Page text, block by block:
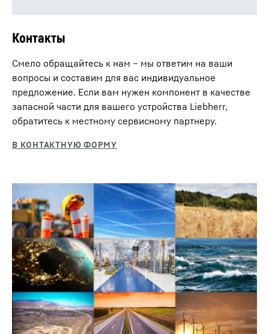
Контакты
Смело обращайтесь к нам – мы ответим на ваши
вопросы и составим для вас индивидуальное
предложение. Если вам нужен компонент в качестве
запасной части для вашего устройства Liebherr,
обратитесь к местному сервисному партнеру.